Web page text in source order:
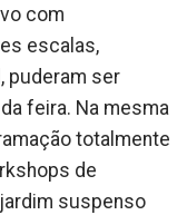
com
escalas,
puderam ser
feira. Na mesma
totalmente
de
suspenso